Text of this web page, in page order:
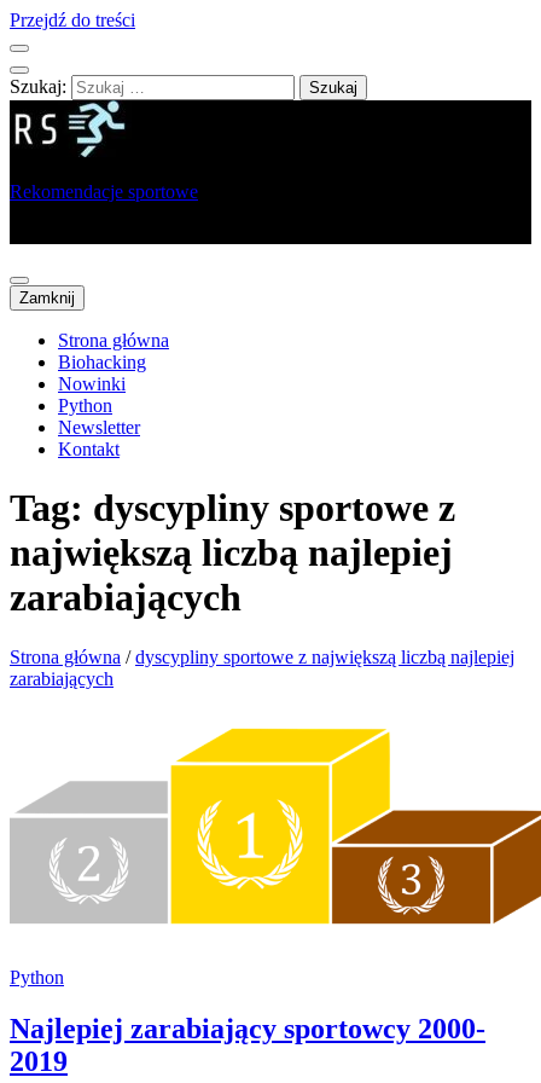
Przejdź do treści
Szukaj:
Rekomendacje sportowe
Zamknij
Strona główna
Biohacking
Nowinki
Python
Newsletter
Kontakt
Tag: dyscypliny sportowe z
największą liczbą najlepiej
zarabiających
Strona główna / dyscypliny sportowe z największą liczbą najlepiej
zarabiających
Python
Najlepiej zarabiający sportowcy 2000-
2019